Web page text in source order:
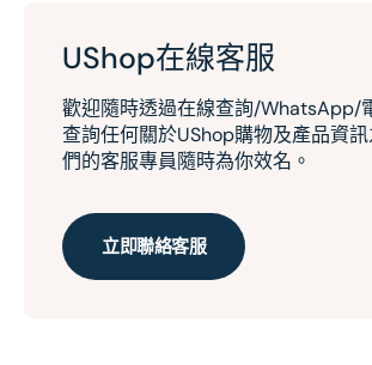
UShop在線客服
歡迎隨時透過在線查詢/WhatsApp/
查詢任何關於UShop購物及產品資
們的客服專員隨時為你效名。
立即聯絡客服